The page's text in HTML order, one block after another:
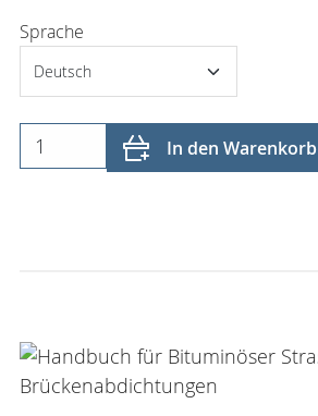
Sprache
In den Warenkorb